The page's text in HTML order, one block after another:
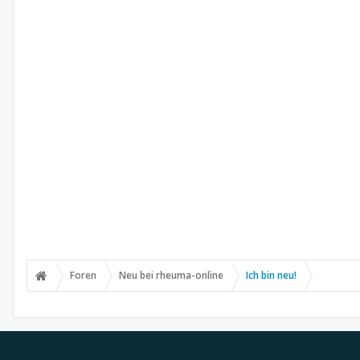
Foren Neu bei rheuma-online Ich bin neu!